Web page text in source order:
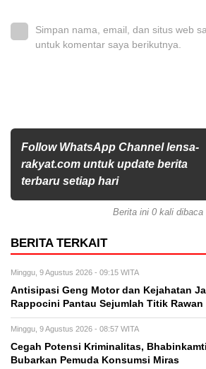
Simpan nama, email, dan situs web
untuk komentar saya berikutnya.
Follow WhatsApp Channel lensa-
rakyat.com untuk update berita
terbaru setiap hari
Berita ini 0 kali dibaca
BERITA TERKAIT
Minggu, 9 Agustus 2026 - 09:15 WITA
Antisipasi Geng Motor dan Kejahatan
Rappocini Pantau Sejumlah Titik Rawan
Minggu, 9 Agustus 2026 - 08:57 WITA
Cegah Potensi Kriminalitas,
Bubarkan Pemuda Konsumsi Miras